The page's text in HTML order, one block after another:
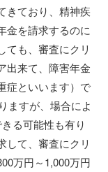
きており、精神疾
金を請求するのに
ても、審査にクリ
出来て、障害年金
症といいます）で
ますが、場合によ
る可能性も有り
して、審査にクリ
万円～1,000万円